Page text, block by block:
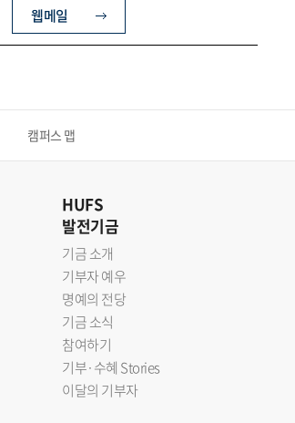
웹메일
캠퍼스 맵
HUFS
발전기금
기금 소개
기부자 예우
명예의 전당
기금 소식
참여하기
기부·수혜 Stories
이달의 기부자